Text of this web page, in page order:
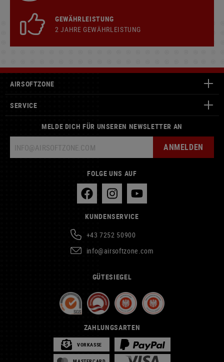
GEWÄHRLEISTUNG
2 JAHRE GEWÄHRLEISTUNG
AIRSOFTZONE
SERVICE
MELDE DICH FÜR UNSEREN NEWSLETTER AN
ANMELDEN
FOLGE UNS AUF
KUNDENSERVICE
+43 7252 50900
info@airsoftzone.com
GÜTESIEGEL
ZAHLUNGSARTEN
VORKASSE